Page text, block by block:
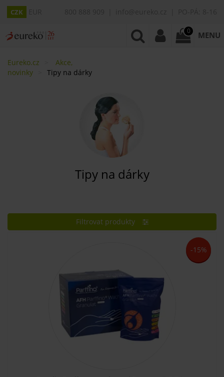
CZK
0 MENU
Eureko.cz
Akce,
novinky
Tipy na dárky
Tipy na dárky
Filtrovat produkty
-15%